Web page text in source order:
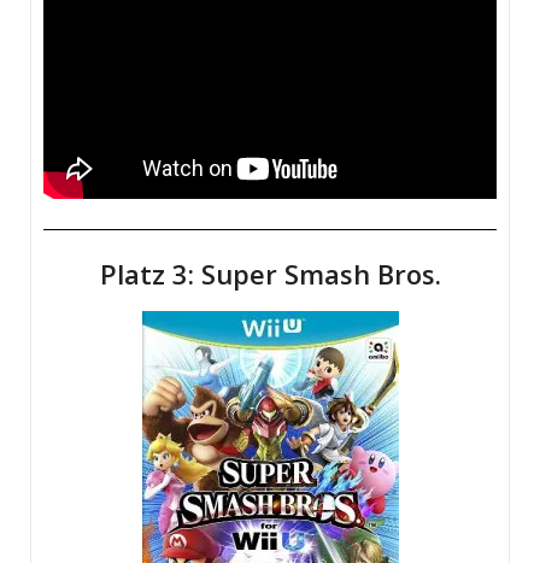
Platz 3: Super Smash Bros.